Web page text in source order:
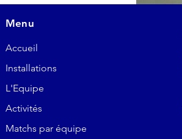
Menu
Accueil
Installations
L'Equipe
Activités
Matchs par équipe